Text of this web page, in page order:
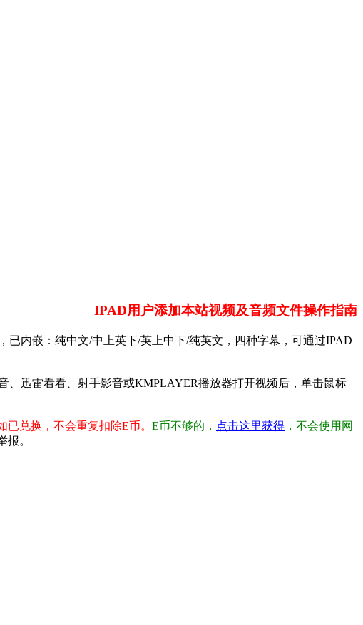
IPAD用户添加本站视频及音频文件操作指南
已内嵌：纯中文/中上英下/英上中下/纯英文，四种字幕，可通过IPAD
、迅雷看看、射手影音或KMPLAYER播放器打开视频后，单击鼠标
已兑换，不会重复扣除E币。 E币不够的， 点击这里获得 ，不会使用网
报。